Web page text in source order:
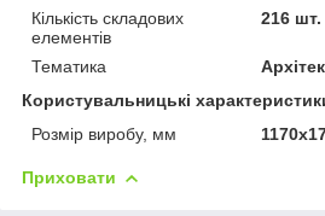
Кількість складових
елементів
216 шт.
Тематика
Користувальницькі
Розмір виробу, мм
Приховати